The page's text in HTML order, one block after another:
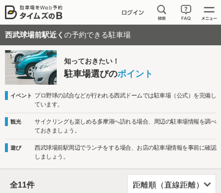
西武球場前駅近く の予約できる駐車場
知っておきたい！
駐車場選びのポイント
イベント
プロ野球の試合などが行われる西武ドームでは駐車場（公式）を完備し
ています。
観光
サイクリングも楽しめる多摩湖へ訪れる場合、周辺の駐車場情報を調べ
ておきましょう。
遊び
西武球場前駅周辺でランチをする場合、お店の駐車場情報を事前に確認
しましょう。
全11件